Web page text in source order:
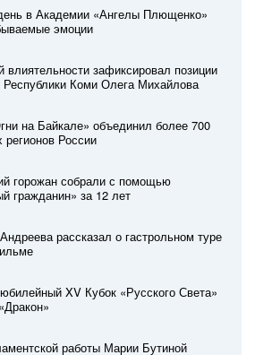
в Академии «Ангелы Плющенко»
эмоции
влиятельности зафиксировал позиции
Республики Коми Олега Михайлова
на Байкале» объединил более 700
регионов России
горожан собрали с помощью
гражданин» за 12 лет
рассказал о гастрольном туре
XV Кубок «Русского Света»
работы Марии Бутиной